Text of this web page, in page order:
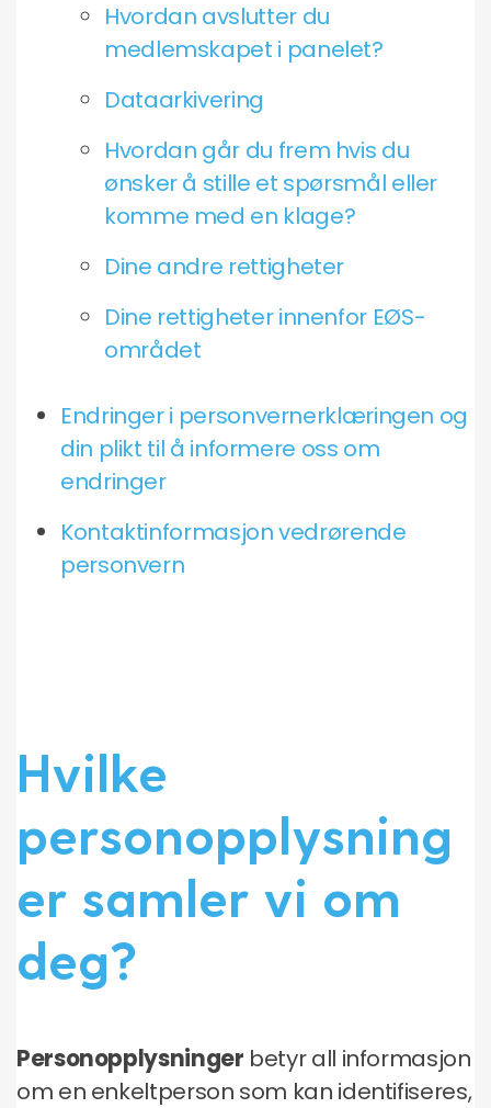
Hvordan avslutter du
medlemskapet i panelet?
Dataarkivering
Hvordan går du frem hvis du
ønsker å stille et spørsmål eller
komme med en klage?
Dine andre rettigheter
Dine rettigheter innenfor EØS-
området
Endringer i personvernerklæringen og
din plikt til å informere oss om
endringer
Kontaktinformasjon vedrørende
personvern
Hvilke
personopplysning
er samler vi om
deg?
Personopplysninger betyr all informasjon
om en enkeltperson som kan identifiseres,